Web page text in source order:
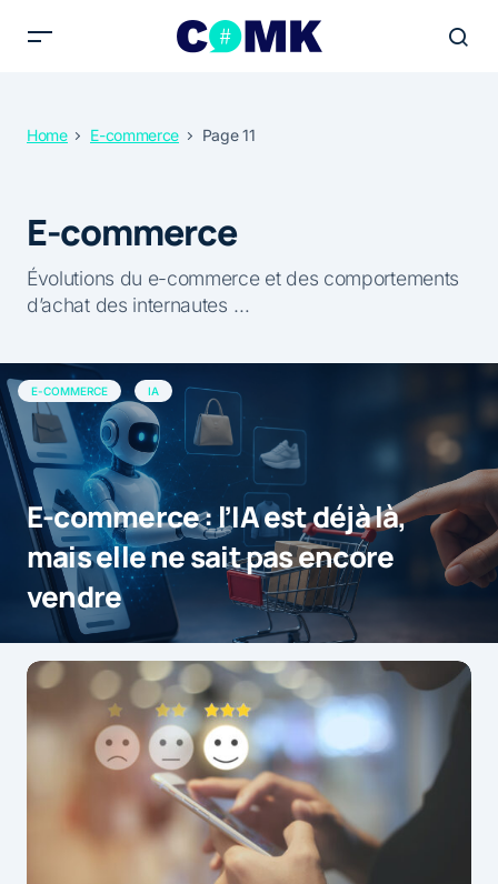
Home E-commerce Page 11
E-commerce
Évolutions du e-commerce et des comportements
d’achat des internautes …
E-COMMERCE IA
E-commerce : l’IA est déjà là,
mais elle ne sait pas encore
vendre